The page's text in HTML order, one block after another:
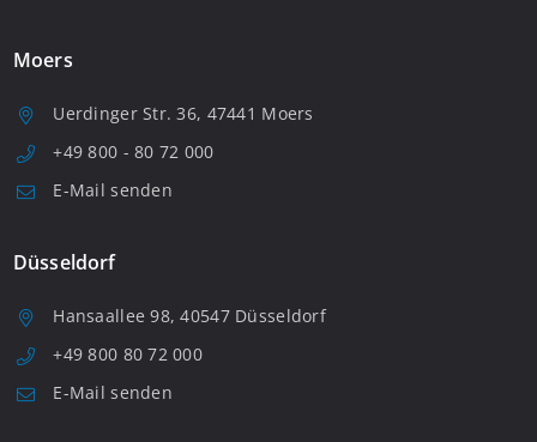
Moers
Uerdinger Str. 36, 47441 Moers
+49 800 - 80 72 000
E-Mail senden
Düsseldorf
Hansaallee 98, 40547 Düsseldorf
+49 800 80 72 000
E-Mail senden